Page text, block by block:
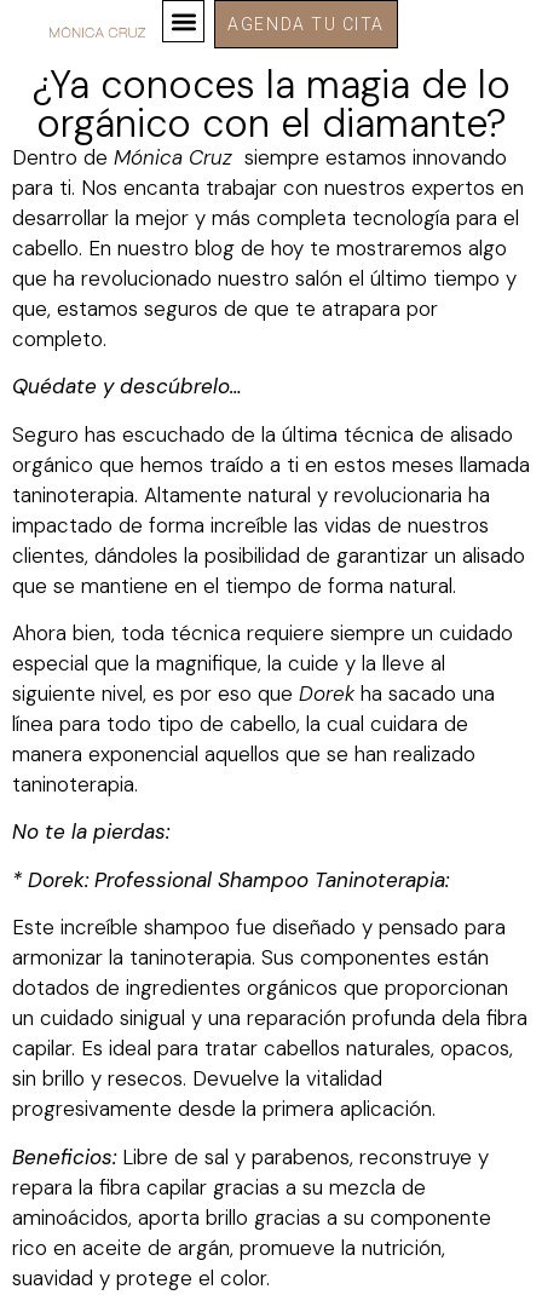
AGENDA TU CITA
¿Ya conoces la magia de lo
orgánico con el diamante?
Dentro de Mónica Cruz siempre estamos innovando
para ti. Nos encanta trabajar con nuestros expertos en
desarrollar la mejor y más completa tecnología para el
cabello. En nuestro blog de hoy te mostraremos algo
que ha revolucionado nuestro salón el último tiempo y
que, estamos seguros de que te atrapara por
completo.
Quédate y descúbrelo…
Seguro has escuchado de la última técnica de alisado
orgánico que hemos traído a ti en estos meses llamada
taninoterapia. Altamente natural y revolucionaria ha
impactado de forma increíble las vidas de nuestros
clientes, dándoles la posibilidad de garantizar un alisado
que se mantiene en el tiempo de forma natural.
Ahora bien, toda técnica requiere siempre un cuidado
especial que la magnifique, la cuide y la lleve al
siguiente nivel, es por eso que Dorek ha sacado una
línea para todo tipo de cabello, la cual cuidara de
manera exponencial aquellos que se han realizado
taninoterapia.
No te la pierdas:
* Dorek: Professional Shampoo Taninoterapia:
Este increíble shampoo fue diseñado y pensado para
armonizar la taninoterapia. Sus componentes están
dotados de ingredientes orgánicos que proporcionan
un cuidado sinigual y una reparación profunda dela fibra
capilar. Es ideal para tratar cabellos naturales, opacos,
sin brillo y resecos. Devuelve la vitalidad
progresivamente desde la primera aplicación.
Beneficios: Libre de sal y parabenos, reconstruye y
repara la fibra capilar gracias a su mezcla de
aminoácidos, aporta brillo gracias a su componente
rico en aceite de argán, promueve la nutrición,
suavidad y protege el color.